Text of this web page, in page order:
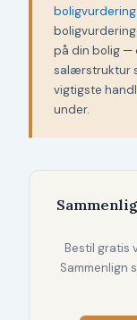
boligvurdering
på din bolig —
salærstruktur
vigtigste
under.
Bestil gratis
Sammenlign